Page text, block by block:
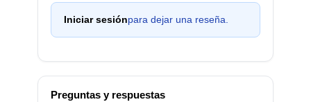
Iniciar sesiónpara dejar una reseña.
Preguntas y respuestas